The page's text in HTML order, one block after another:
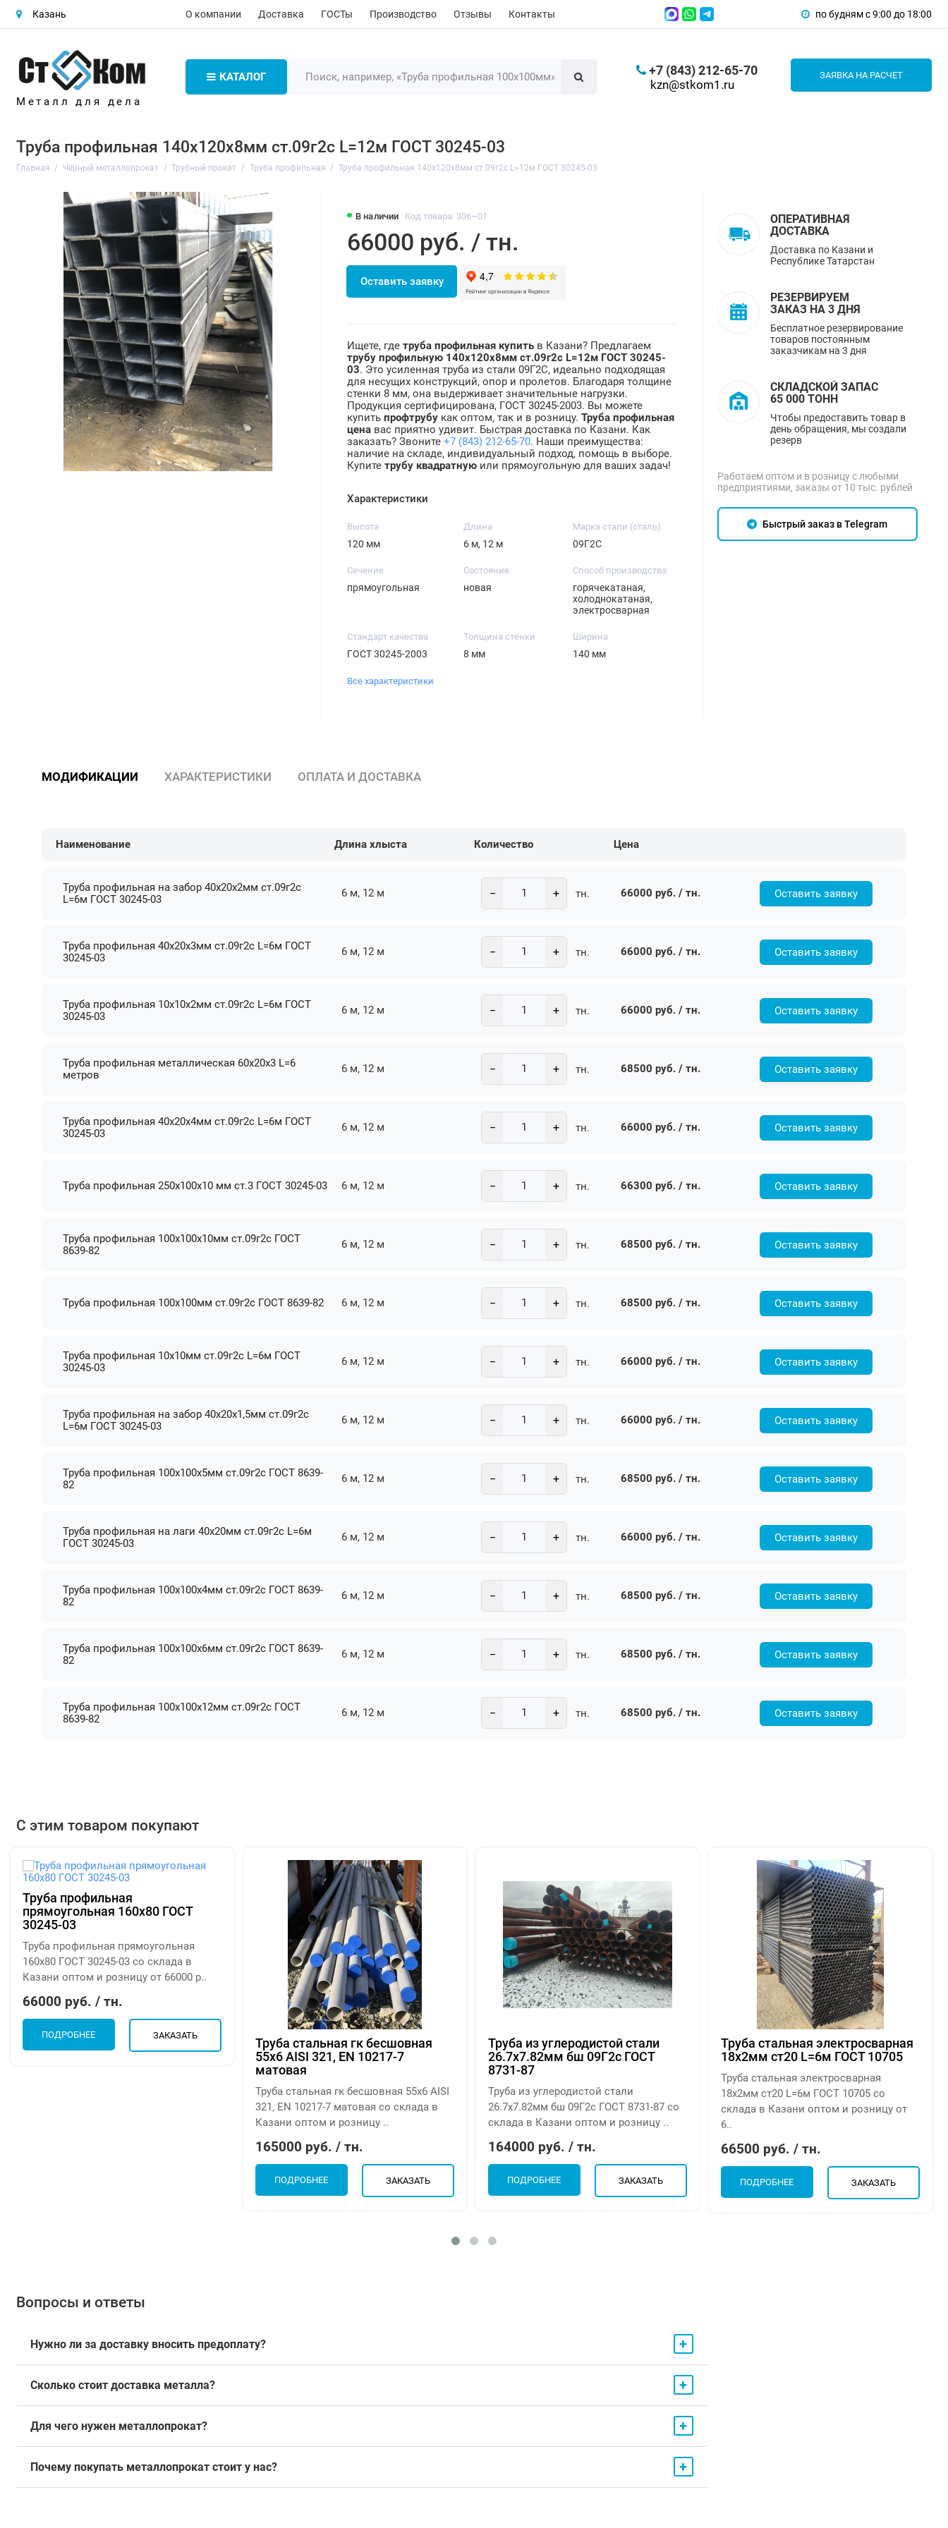
Казань О компании Доставка ГОСТы Производство Отзывы Контакты по будням с 9:00 до 18:00
Металл для дела
КАТАЛОГ +7 (843) 212-65-70
kzn@stkom1.ru
ЗАЯВКА НА РАСЧЕТ
Труба профильная 140х120х8мм ст.09г2с L=12м ГОСТ 30245-03
Главная Чёрный металлопрокат Трубный прокат Труба профильная Труба профильная 140х120х8мм ст.09г2с L=12м ГОСТ 30245-03
В наличии Код товара: 306~01
66000 руб. / тн.
Оставить заявку
Ищете, гдетруба профильная купить в Казани? Предлагаем
трубу профильную 140х120х8мм ст.09г2с L=12м ГОСТ 30245-
03. Это усиленная труба из стали 09Г2С, идеально подходящая
для несущих конструкций, опор и пролетов. Благодаря толщине
стенки 8 мм, она выдерживает значительные нагрузки.
Продукция сертифицирована, ГОСТ 30245-2003. Вы можете
купитьпрофтрубу как оптом, так и в розницу.Труба профильная
цена вас приятно удивит. Быстрая доставка по Казани. Как
заказать? Звоните+7 (843) 212-65-70. Наши преимущества:
наличие на складе, индивидуальный подход, помощь в выборе.
Купитетрубу квадратную или прямоугольную для ваших задач!
Характеристики
Высота
120 мм
Длина
6 м, 12 м
Марка стали (сталь)
09Г2С
Сечение
прямоугольная
Состояние
новая
Способ производства
горячекатаная,
холоднокатаная,
электросварная
Стандарт качества
ГОСТ 30245-2003
Толщина стенки
8 мм
Ширина
140 мм
Все характеристики
ОПЕРАТИВНАЯ
ДОСТАВКА
Доставка по Казани и
Республике Татарстан
РЕЗЕРВИРУЕМ
ЗАКАЗ НА 3 ДНЯ
Бесплатное резервирование
товаров постоянным
заказчикам на 3 дня
СКЛАДСКОЙ ЗАПАС
65 000 ТОНН
Чтобы предоставить товар в
день обращения, мы создали
резерв
Работаем оптом и в розницу с любыми
предприятиями, заказы от 10 тыс. рублей
Быстрый заказ в Telegram
МОДИФИКАЦИИ ХАРАКТЕРИСТИКИ ОПЛАТА И ДОСТАВКА
Наименование Длина хлыста Количество Цена
Труба профильная на забор 40х20х2мм ст.09г2с
L=6м ГОСТ 30245-03
6 м, 12 м − + тн. 66000 руб. / тн. Оставить заявку
Труба профильная 40х20х3мм ст.09г2с L=6м ГОСТ
30245-03
6 м, 12 м − + тн. 66000 руб. / тн. Оставить заявку
Труба профильная 10х10х2мм ст.09г2с L=6м ГОСТ
30245-03
6 м, 12 м − + тн. 66000 руб. / тн. Оставить заявку
Труба профильная металлическая 60х20х3 L=6
метров
6 м, 12 м − + тн. 68500 руб. / тн. Оставить заявку
Труба профильная 40х20х4мм ст.09г2с L=6м ГОСТ
30245-03
6 м, 12 м − + тн. 66000 руб. / тн. Оставить заявку
Труба профильная 250х100х10 мм ст.3 ГОСТ 30245-03 6 м, 12 м − + тн. 66300 руб. / тн. Оставить заявку
Труба профильная 100х100х10мм ст.09г2с ГОСТ
8639-82
6 м, 12 м − + тн. 68500 руб. / тн. Оставить заявку
Труба профильная 100х100мм ст.09г2с ГОСТ 8639-82 6 м, 12 м − + тн. 68500 руб. / тн. Оставить заявку
Труба профильная 10х10мм ст.09г2с L=6м ГОСТ
30245-03
6 м, 12 м − + тн. 66000 руб. / тн. Оставить заявку
Труба профильная на забор 40х20х1,5мм ст.09г2с
L=6м ГОСТ 30245-03
6 м, 12 м − + тн. 66000 руб. / тн. Оставить заявку
Труба профильная 100х100х5мм ст.09г2с ГОСТ 8639-
82
6 м, 12 м − + тн. 68500 руб. / тн. Оставить заявку
Труба профильная на лаги 40х20мм ст.09г2с L=6м
ГОСТ 30245-03
6 м, 12 м − + тн. 66000 руб. / тн. Оставить заявку
Труба профильная 100х100х4мм ст.09г2с ГОСТ 8639-
82
6 м, 12 м − + тн. 68500 руб. / тн. Оставить заявку
Труба профильная 100х100х6мм ст.09г2с ГОСТ 8639-
82
6 м, 12 м − + тн. 68500 руб. / тн. Оставить заявку
Труба профильная 100х100х12мм ст.09г2с ГОСТ
8639-82
6 м, 12 м − + тн. 68500 руб. / тн. Оставить заявку
С этим товаром покупают
Труба профильная
прямоугольная 160х80 ГОСТ
30245-03
Труба профильная прямоугольная
160х80 ГОСТ 30245-03 со склада в
Казани оптом и розницу от 66000 р..
66000 руб. / тн.
ПОДРОБНЕЕ ЗАКАЗАТЬ
Труба стальная гк бесшовная
55х6 AISI 321, EN 10217-7
матовая
Труба стальная гк бесшовная 55х6 AISI
321, EN 10217-7 матовая со склада в
Казани оптом и розницу ..
165000 руб. / тн.
ПОДРОБНЕЕ ЗАКАЗАТЬ
Труба из углеродистой стали
26.7х7.82мм бш 09Г2с ГОСТ
8731-87
Труба из углеродистой стали
26.7х7.82мм бш 09Г2с ГОСТ 8731-87 со
склада в Казани оптом и розницу ..
164000 руб. / тн.
ПОДРОБНЕЕ ЗАКАЗАТЬ
Труба стальная электросварная
18х2мм ст20 L=6м ГОСТ 10705
Труба стальная электросварная
18х2мм ст20 L=6м ГОСТ 10705 со
склада в Казани оптом и розницу от
6..
66500 руб. / тн.
ПОДРОБНЕЕ ЗАКАЗАТЬ
Вопросы и ответы
Нужно ли за доставку вносить предоплату? +
Сколько стоит доставка металла? +
Для чего нужен металлопрокат? +
Почему покупать металлопрокат стоит у нас? +